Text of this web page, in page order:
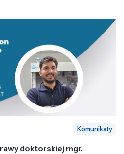
Komunikaty
doktorskiej mgr.